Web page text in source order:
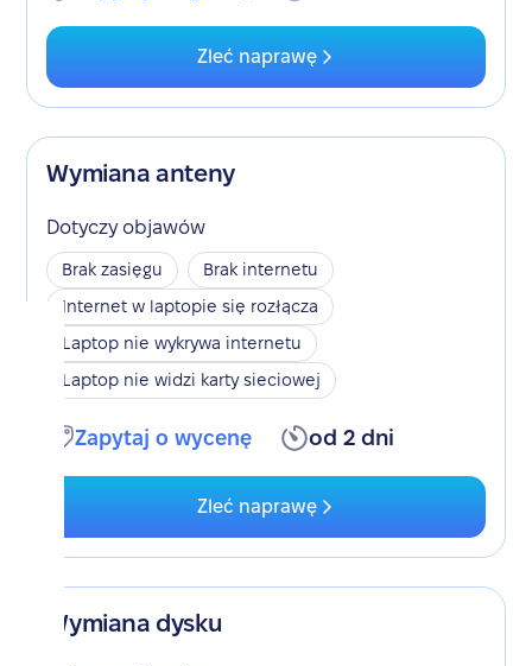
Zleć naprawę
Wymiana anteny
Dotyczy objawów
Brak zasięgu
Brak internetu
Internet w laptopie się rozłącza
Laptop nie wykrywa internetu
Laptop nie widzi karty sieciowej
Zapytaj o wycenę od 2 dni
Zleć naprawę
Wymiana dysku